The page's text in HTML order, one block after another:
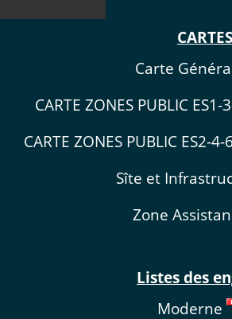
CARTES
Carte
CARTE ZONES PUBLIC ES1-
CARTE ZONES PUBLIC ES2-
Sîte et
Zone
Listes des
Moderne